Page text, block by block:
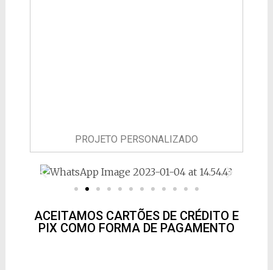
PROJETO PERSONALIZADO
ACEITAMOS CARTÕES DE CRÉDITO E
PIX COMO FORMA DE PAGAMENTO